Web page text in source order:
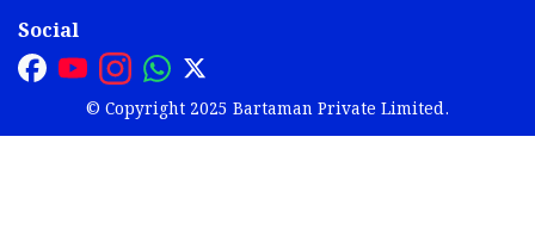
Social
© Copyright 2025 Bartaman Private Limited.